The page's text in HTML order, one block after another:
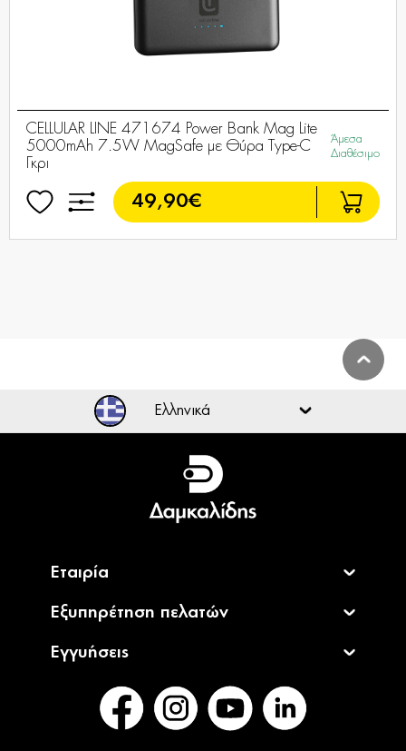
CELLULAR LINE 471674 Power Bank Mag Lite
5000mAh 7.5W MagSafe με Θύρα Type-C
Γκρι
Άμεσα
Διαθέσιμο
49,90€
Ελληνικά
Ελληνικά
English
Εταιρία
Εξυπηρέτηση πελατών
Εγγυήσεις